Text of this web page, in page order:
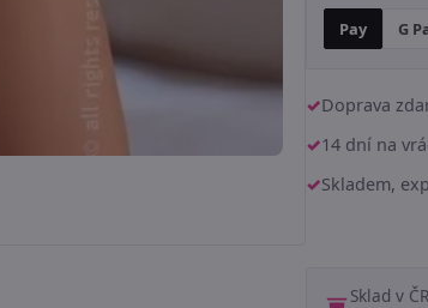
Pay G
Doprava
14 dní na
Skladem,
Sklad v